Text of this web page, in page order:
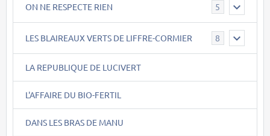
ON NE RESPECTE RIEN 5
LES BLAIREAUX VERTS DE LIFFRE-CORMIER 8
LA REPUBLIQUE DE LUCIVERT
L'AFFAIRE DU BIO-FERTIL
DANS LES BRAS DE MANU